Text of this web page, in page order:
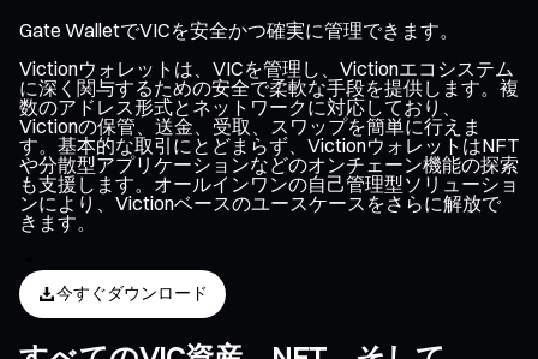
Gate WalletでVICを安全かつ確実に管理できます。
Victionウォレットは、VICを管理し、Victionエコシステム
に深く関与するための安全で柔軟な手段を提供します。複
数のアドレス形式とネットワークに対応しており、
Victionの保管、送金、受取、スワップを簡単に行えま
す。基本的な取引にとどまらず、VictionウォレットはNFT
や分散型アプリケーションなどのオンチェーン機能の探索
も支援します。オールインワンの自己管理型ソリューショ
ンにより、Victionベースのユースケースをさらに解放で
きます。
今すぐダウンロード